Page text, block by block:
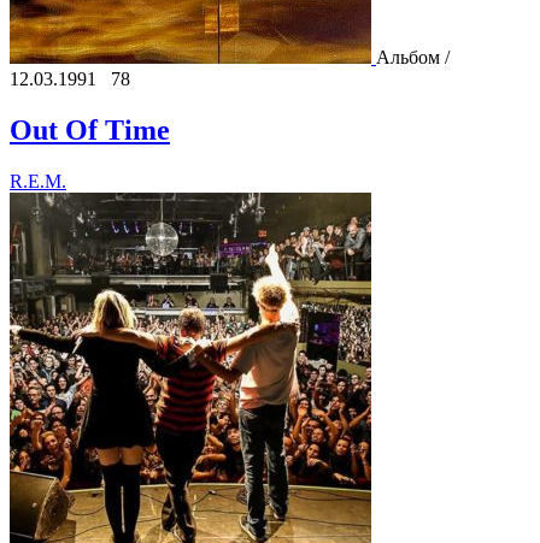
Альбом /
12.03.1991
78
Out Of Time
R.E.M.